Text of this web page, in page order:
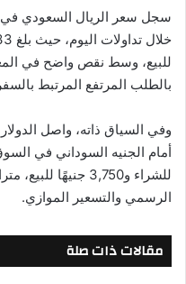
سجل سعر الريال السعودي في
للبيع، وسط نقص واضح في
بالطلب المرتفع المرتبط
وفي السياق ذاته، واصل
للشراء و3,750
الرسمي والتسعير الموازي.
مقالات ذات صلة